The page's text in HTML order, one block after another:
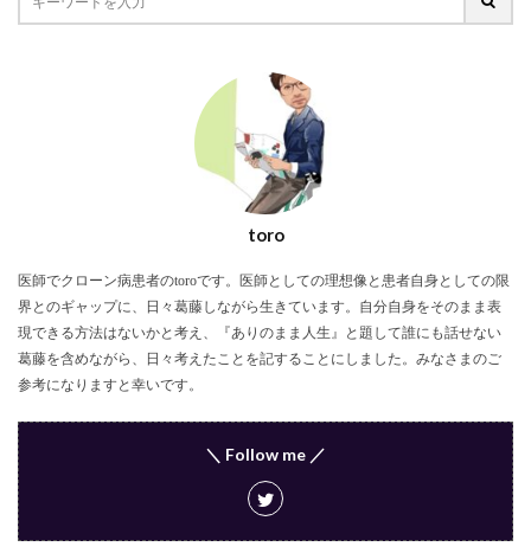
toro
医師でクローン病患者のtoroです。医師としての理想像と患者自身としての限
界とのギャップに、日々葛藤しながら生きています。自分自身をそのまま表
現できる方法はないかと考え、『ありのまま人生』と題して誰にも話せない
葛藤を含めながら、日々考えたことを記することにしました。みなさまのご
参考になりますと幸いです。
＼ Follow me ／